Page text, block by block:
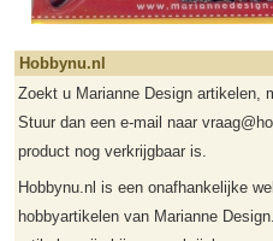
Hobbynu.nl
Zoekt u Marianne Design artikelen,
Stuur dan een e-mail naar
product nog verkrijgbaar is.
Hobbynu.nl is een onafhankelijke
hobbyartikelen van Marianne